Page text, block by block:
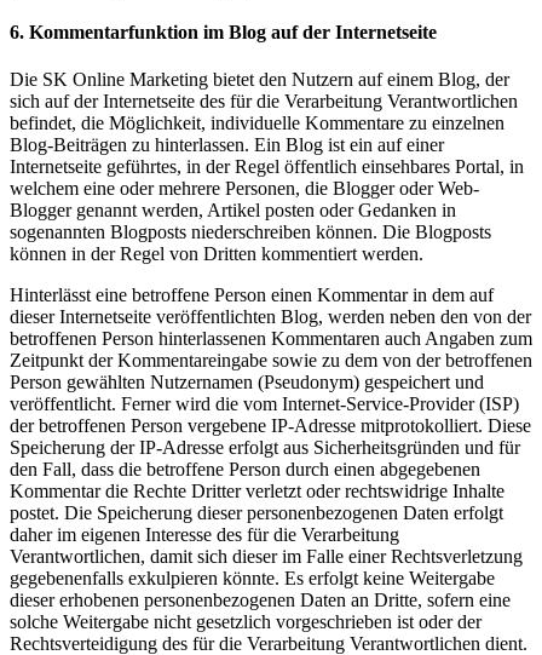
6. Kommentarfunktion im Blog auf der Internetseite
Die SK Online Marketing bietet den Nutzern auf einem Blog, der
sich auf der Internetseite des für die Verarbeitung Verantwortlichen
befindet, die Möglichkeit, individuelle Kommentare zu einzelnen
Blog-Beiträgen zu hinterlassen. Ein Blog ist ein auf einer
Internetseite geführtes, in der Regel öffentlich einsehbares Portal, in
welchem eine oder mehrere Personen, die Blogger oder Web-
Blogger genannt werden, Artikel posten oder Gedanken in
sogenannten Blogposts niederschreiben können. Die Blogposts
können in der Regel von Dritten kommentiert werden.
Hinterlässt eine betroffene Person einen Kommentar in dem auf
dieser Internetseite veröffentlichten Blog, werden neben den von der
betroffenen Person hinterlassenen Kommentaren auch Angaben zum
Zeitpunkt der Kommentareingabe sowie zu dem von der betroffenen
Person gewählten Nutzernamen (Pseudonym) gespeichert und
veröffentlicht. Ferner wird die vom Internet-Service-Provider (ISP)
der betroffenen Person vergebene IP-Adresse mitprotokolliert. Diese
Speicherung der IP-Adresse erfolgt aus Sicherheitsgründen und für
den Fall, dass die betroffene Person durch einen abgegebenen
Kommentar die Rechte Dritter verletzt oder rechtswidrige Inhalte
postet. Die Speicherung dieser personenbezogenen Daten erfolgt
daher im eigenen Interesse des für die Verarbeitung
Verantwortlichen, damit sich dieser im Falle einer Rechtsverletzung
gegebenenfalls exkulpieren könnte. Es erfolgt keine Weitergabe
dieser erhobenen personenbezogenen Daten an Dritte, sofern eine
solche Weitergabe nicht gesetzlich vorgeschrieben ist oder der
Rechtsverteidigung des für die Verarbeitung Verantwortlichen dient.